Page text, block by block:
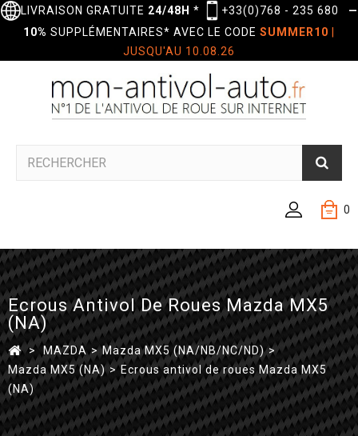
LIVRAISON GRATUITE 24/48H * +33(0)768 - 235 680
—
10% SUPPLÉMENTAIRES* AVEC LE CODE SUMMER10
JUSQU'AU 10.08.26
0
Ecrous Antivol De Roues Mazda MX5
(NA)
> MAZDA > Mazda MX5 (NA/NB/NC/ND) >
Mazda MX5 (NA) > Ecrous antivol de roues Mazda MX5
(NA)